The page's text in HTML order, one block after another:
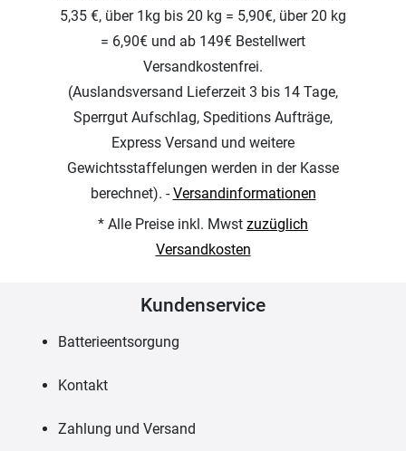
5,35 €, über 1kg bis 20 kg = 5,90€, über 20 kg
= 6,90€ und ab 149€ Bestellwert
Versandkostenfrei.
(Auslandsversand Lieferzeit 3 bis 14 Tage,
Sperrgut Aufschlag, Speditions Aufträge,
Express Versand und weitere
Gewichtsstaffelungen werden in der Kasse
berechnet). -Versandinformationen
* Alle Preise inkl. Mwst zuzüglich
Versandkosten
Kundenservice
Batterieentsorgung
Kontakt
Zahlung und Versand